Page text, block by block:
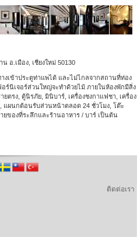
อ.เมือง, เชียงใหม่ 50130
งเข้าประตูท่าแพได้ และไม่ไกลจากสถานที่ท่อง
อร์นิเจอร์ส่วนใหญ่จะทำด้วยไม้ ภายในห้องพักมีสิ่ง
ตรง, ตู้นิรภัย, มินิบาร์, เครื่องชงกาแฟชา, เครื่อง
แผนกต้อนรับส่วนหน้าตลอด 24 ชั่วโมง, โต๊ะ
ยของที่ระลึกและร้านอาหาร / บาร์ เป็นต้น
ติดต่อเรา